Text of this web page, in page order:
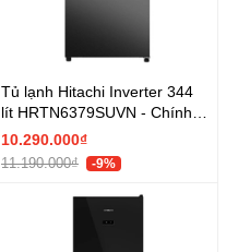
Tủ lạnh Hitachi Inverter 344
lít HRTN6379SUVN - Chính
hãng
10.290.000₫
11.190.000₫ -9%